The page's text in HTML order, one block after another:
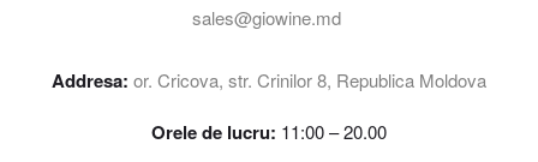
sales@giowine.md
Addresa: or. Cricova, str. Crinilor 8, Republica Moldova
Orele de lucru: 11:00 – 20.00